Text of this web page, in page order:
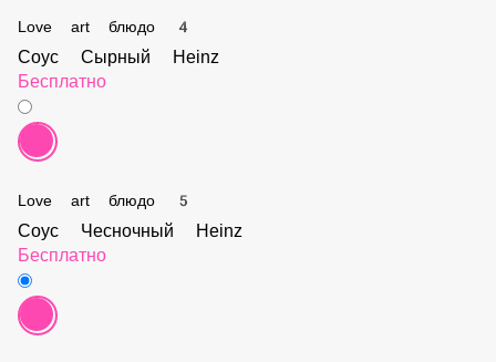
Love art блюдо 3
Бесплатно
Love art блюдо 4
Соус Сырный Heinz
Бесплатно